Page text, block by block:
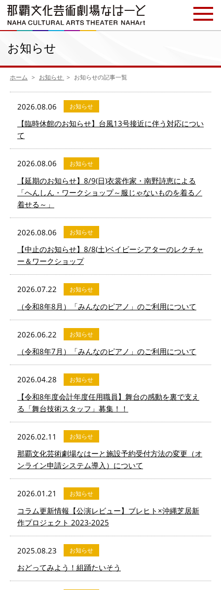
お知らせ
ホーム お知らせ お知らせの記事一覧
2026.08.06 お知らせ
【臨時休館のお知らせ】台風13号接近に伴う対応につい
て
2026.08.06 お知らせ
【延期のお知らせ】8/9(日)衣裳作家・南野詩恵による
「へんしん・ワークショップ～服じゃないものを着る／
着せる～」
2026.08.06 お知らせ
【中止のお知らせ】8/8(土)ベイビーシアターのレクチャ
ー＆ワークショップ
2026.07.22 お知らせ
（令和8年8月）「みんなのピアノ」のご利用について
2026.06.22 お知らせ
（令和8年7月）「みんなのピアノ」のご利用について
2026.04.28 お知らせ
【令和8年度会計年度任用職員】舞台の感動を裏で支え
る「舞台技術スタッフ」募集！！
2026.02.11 お知らせ
那覇文化芸術劇場なはーと施設予約受付方法の変更（オ
ンライン申請システム導入）について
2026.01.21 お知らせ
コラム更新情報【公演レビュー】ブレヒト×沖縄芝居新
作プロジェクト 2023-2025
2025.08.23 お知らせ
おどってみよう！組踊たいそう